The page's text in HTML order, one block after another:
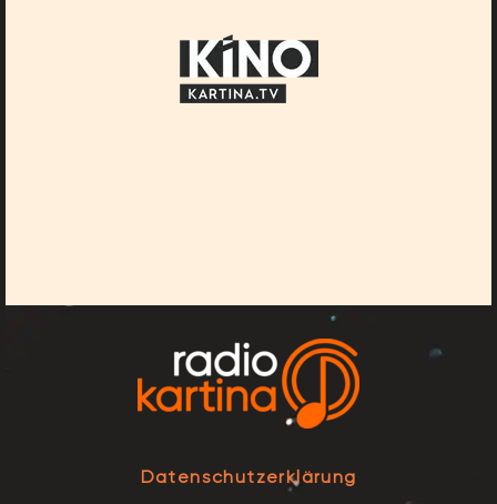
Datenschutzerklärung